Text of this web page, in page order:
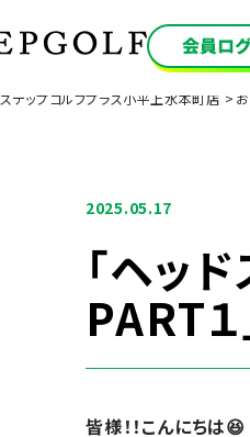
ステップゴルフプラス小平上水本町店
2025.05.17
「ヘッ
PART
皆様！！こんにちは😆